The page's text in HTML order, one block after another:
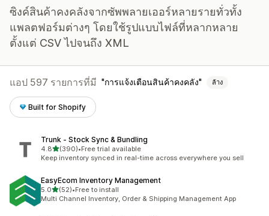
ซิงค์สินค้าคงคลังจากซัพพลายเออร์หลายรายทั่วทั้ง
แพลตฟอร์มต่างๆ โดยใช้รูปแบบไฟล์ที่หลากหลาย
ตั้งแต่ CSV ไปจนถึง XML
แอป 597 รายการที่มี การแจ้งเตือนสินค้าคงคลัง ล้าง
Built for Shopify
Trunk ‑ Stock Sync & Bundling
4.8เต็ม 5 ดาว
(390)
ทั้งหมด 390 รีวิว
•Free trial available
Keep inventory synced in real-time across everywhere you sell
EasyEcom Inventory Management
5.0เต็ม 5 ดาว
(52)
ทั้งหมด 52 รีวิว
•Free to install
Multi Channel Inventory, Order & Shipping Management App